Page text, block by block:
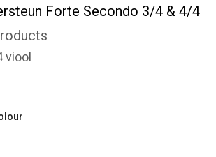
Forte Secondo 3/4 & 4/4
viool